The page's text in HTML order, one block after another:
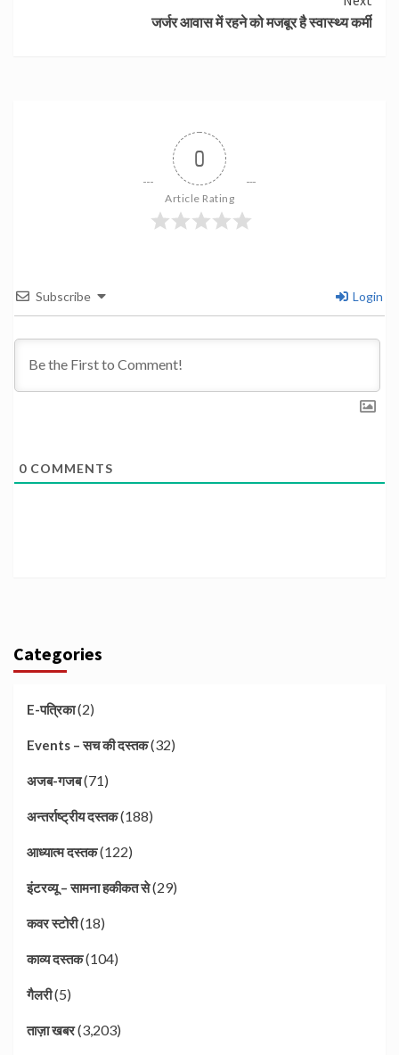
जर्जर आवास में रहने को मजबूर है स्वास्थ्य कर्मी
0
Article Rating
Subscribe Login
0 COMMENTS
Categories
E-पत्रिका(2)
Events – सच की दस्तक(32)
अजब-गजब(71)
अन्तर्राष्ट्रीय दस्तक(188)
आध्यात्म दस्तक(122)
इंटरव्यू – सामना हकीकत से(29)
कवर स्टोरी(18)
काव्य दस्तक(104)
गैलरी(5)
ताज़ा खबर(3,203)